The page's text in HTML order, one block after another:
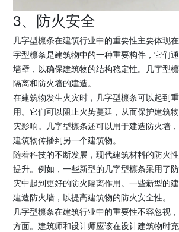
3、防火安全
几字型檩条在建筑行业中的重要性主要体现
字型檩条是建筑物中的一种重要构件，它们
墙壁，以确保建筑物的结构稳定性。几字型
隔离和防火墙的建造。
在建筑物发生火灾时，几字型檩条可以起到
用。它们可以阻止火势蔓延，从而保护建筑
灾影响。几字型檩条还可以用于建造防火墙
建筑物传播到另一个建筑物。
随着科技的不断发展，现代建筑材料的防火
提升。例如，一些新型的几字型檩条采用了
灾中起到更好的防火隔离作用。一些新型的
建造防火墙，以提高建筑物的防火安全性。
几字型檩条在建筑行业中的重要性不容忽视
方面。建筑师和设计师应该在设计建筑物时